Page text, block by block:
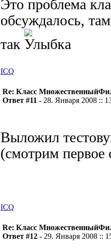
Это проблема
обсуждалось,
так
ICQ
Re: Класс
Ответ #11 - 28. Января 2008 ::
Выложил
(смотрим первое
ICQ
Re: Класс
Ответ #12 - 29. Января 2008 ::